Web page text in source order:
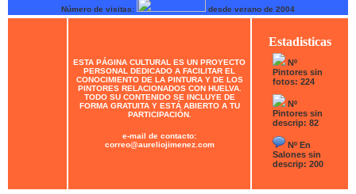
Número de visitas: desde verano de 2004
ESTA PÁGINA CULTURAL ES UN PROYECTO
PERSONAL DEDICADO A FACILITAR EL
CONOCIMIENTO DE LA PINTURA Y DE LOS
PINTORES RELACIONADOS CON HUELVA.
TODO SU CONTENIDO SE INCLUYE DE
FORMA GRATUITA Y ESTÁ ABIERTO A TU
PARTICIPACIÓN.
e-mail de contacto:
correo@aureliojimenez.com
Estadisticas
Nº
Pintores sin
fotos: 224
Nº
Pintores sin
descrip: 82
Nº En
Salones sin
descrip: 200